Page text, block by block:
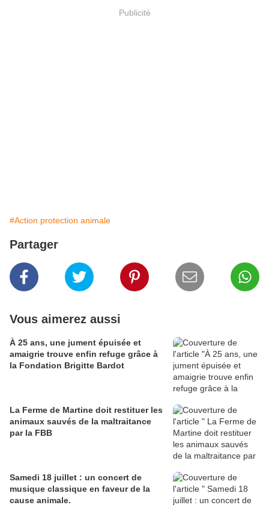
Publicité
#Action protection animale
Partager
Vous aimerez aussi
À 25 ans, une jument épuisée et
amaigrie trouve enfin refuge grâce à
la Fondation Brigitte Bardot
La Ferme de Martine doit restituer les
animaux sauvés de la maltraitance
par la FBB
Samedi 18 juillet : un concert de
musique classique en faveur de la
cause animale.